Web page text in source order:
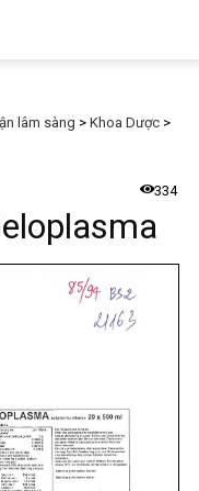
lâm sàng > Khoa Dược >
334